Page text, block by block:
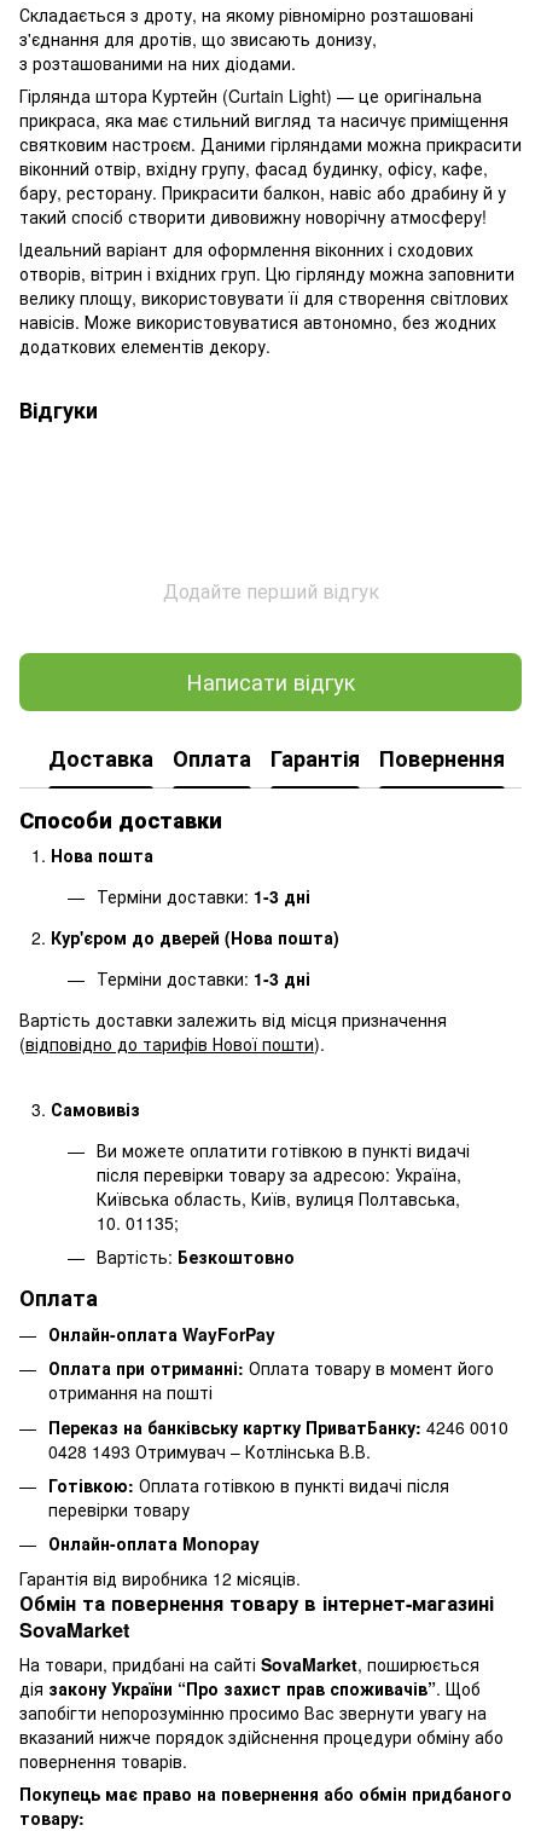
Складається з дроту, на якому рівномірно розташовані
з'єднання для дротів, що звисають донизу,
з розташованими на них діодами.
Гірлянда штора Куртейн (Curtain Light) — це оригінальна
прикраса, яка має стильний вигляд та насичує приміщення
святковим настроєм. Даними гірляндами можна прикрасити
віконний отвір, вхідну групу, фасад будинку, офісу, кафе,
бару, ресторану. Прикрасити балкон, навіс або драбину й у
такий спосіб створити дивовижну новорічну атмосферу!
Ідеальний варіант для оформлення віконних і сходових
отворів, вітрин і вхідних груп. Цю гірлянду можна заповнити
велику площу, використовувати її для створення світлових
навісів. Може використовуватися автономно, без жодних
додаткових елементів декору.
Відгуки
Додайте перший відгук
Написати відгук
Доставка Оплата Гарантія
Повернення
Способи доставки
Нова пошта
Терміни доставки: 1-3 дні
Кур'єром до дверей (Нова пошта)
Терміни доставки: 1-3 дні
Вартість доставки залежить від місця призначення
(відповідно до тарифів Нової пошти).
Самовивіз
Ви можете оплатити готівкою в пункті видачі
після перевірки товару за адресою: Україна,
Київська область, Київ, вулиця Полтавська,
10. 01135;
Вартість: Безкоштовно
Оплата
Онлайн-оплата WayForPay
Оплата при отриманні: Оплата товару в момент його
отримання на пошті
Переказ на банківську картку ПриватБанку: 4246 0010
0428 1493 Отримувач – Котлінська В.В.
Готівкою: Оплата готівкою в пункті видачі після
перевірки товару
Онлайн-оплата Monopay
Гарантія від виробника 12 місяців.
Обмін та повернення товару в інтернет-магазині
SovaMarket
На товари, придбані на сайті SovaMarket, поширюється
дія закону України “Про захист прав споживачів”. Щоб
запобігти непорозумінню просимо Вас звернути увагу на
вказаний нижче порядок здійснення процедури обміну або
повернення товарів.
Покупець має право на повернення або обмін придбаного
товару: